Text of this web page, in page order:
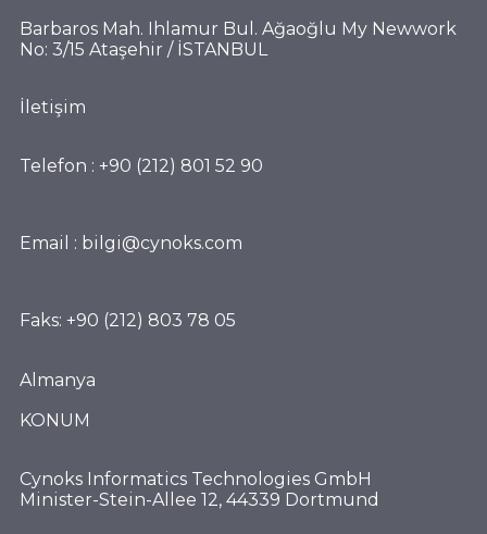
Barbaros Mah. Ihlamur Bul. Ağaoğlu My Newwork
No: 3/15 Ataşehir / İSTANBUL
İletişim
Telefon : +90 (212) 801 52 90
Email : bilgi@cynoks.com
Faks: +90 (212) 803 78 05
Almanya
KONUM
Cynoks Informatics Technologies GmbH
Minister-Stein-Allee 12, 44339 Dortmund